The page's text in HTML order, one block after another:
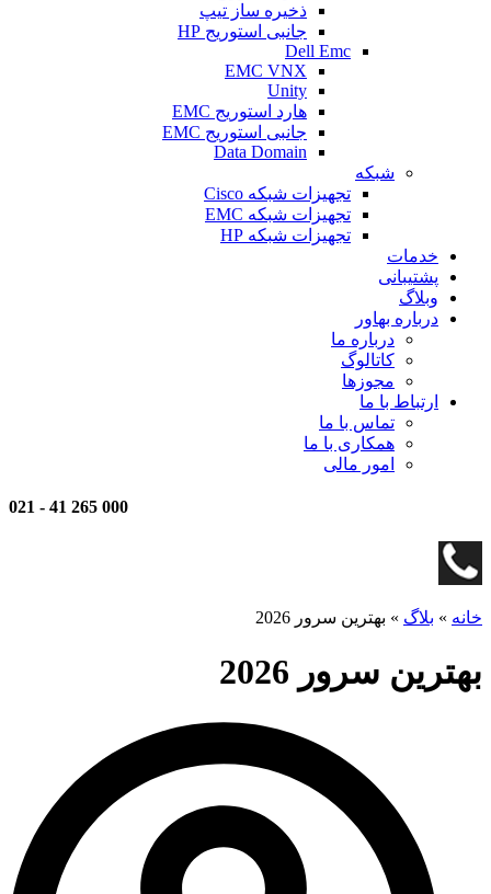
ذخیره ساز تیپ
جانبی استوریج HP
Dell Emc
EMC VNX
Unity
هارد استوریج EMC
جانبی استوریج EMC
Data Domain
شبکه
تجهیزات شبکه Cisco
تجهیزات شبکه EMC
تجهیزات شبکه HP
خدمات
پشتیبانی
وبلاگ
درباره بهاور
درباره ما
کاتالوگ
مجوزها
ارتباط با ما
تماس با ما
همکاری با ما
امور مالی
000 265 41
-
خانه » بلاگ » بهترین سرور 2026
بهترین سرور 2026